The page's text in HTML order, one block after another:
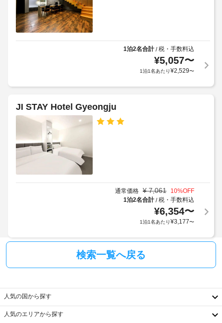
無
料
駐
内
車
1泊2名合計/税・手数料込
¥5,057〜
1泊1名あたり¥2,529〜
JI STAY Hotel Gyeongju
通常価格 ¥ 7,061 10%OFF
1泊2名合計/税・手数料込
¥6,354〜
1泊1名あたり¥3,177〜
検索一覧へ戻る
人気の国から探す
人気のエリアから探す